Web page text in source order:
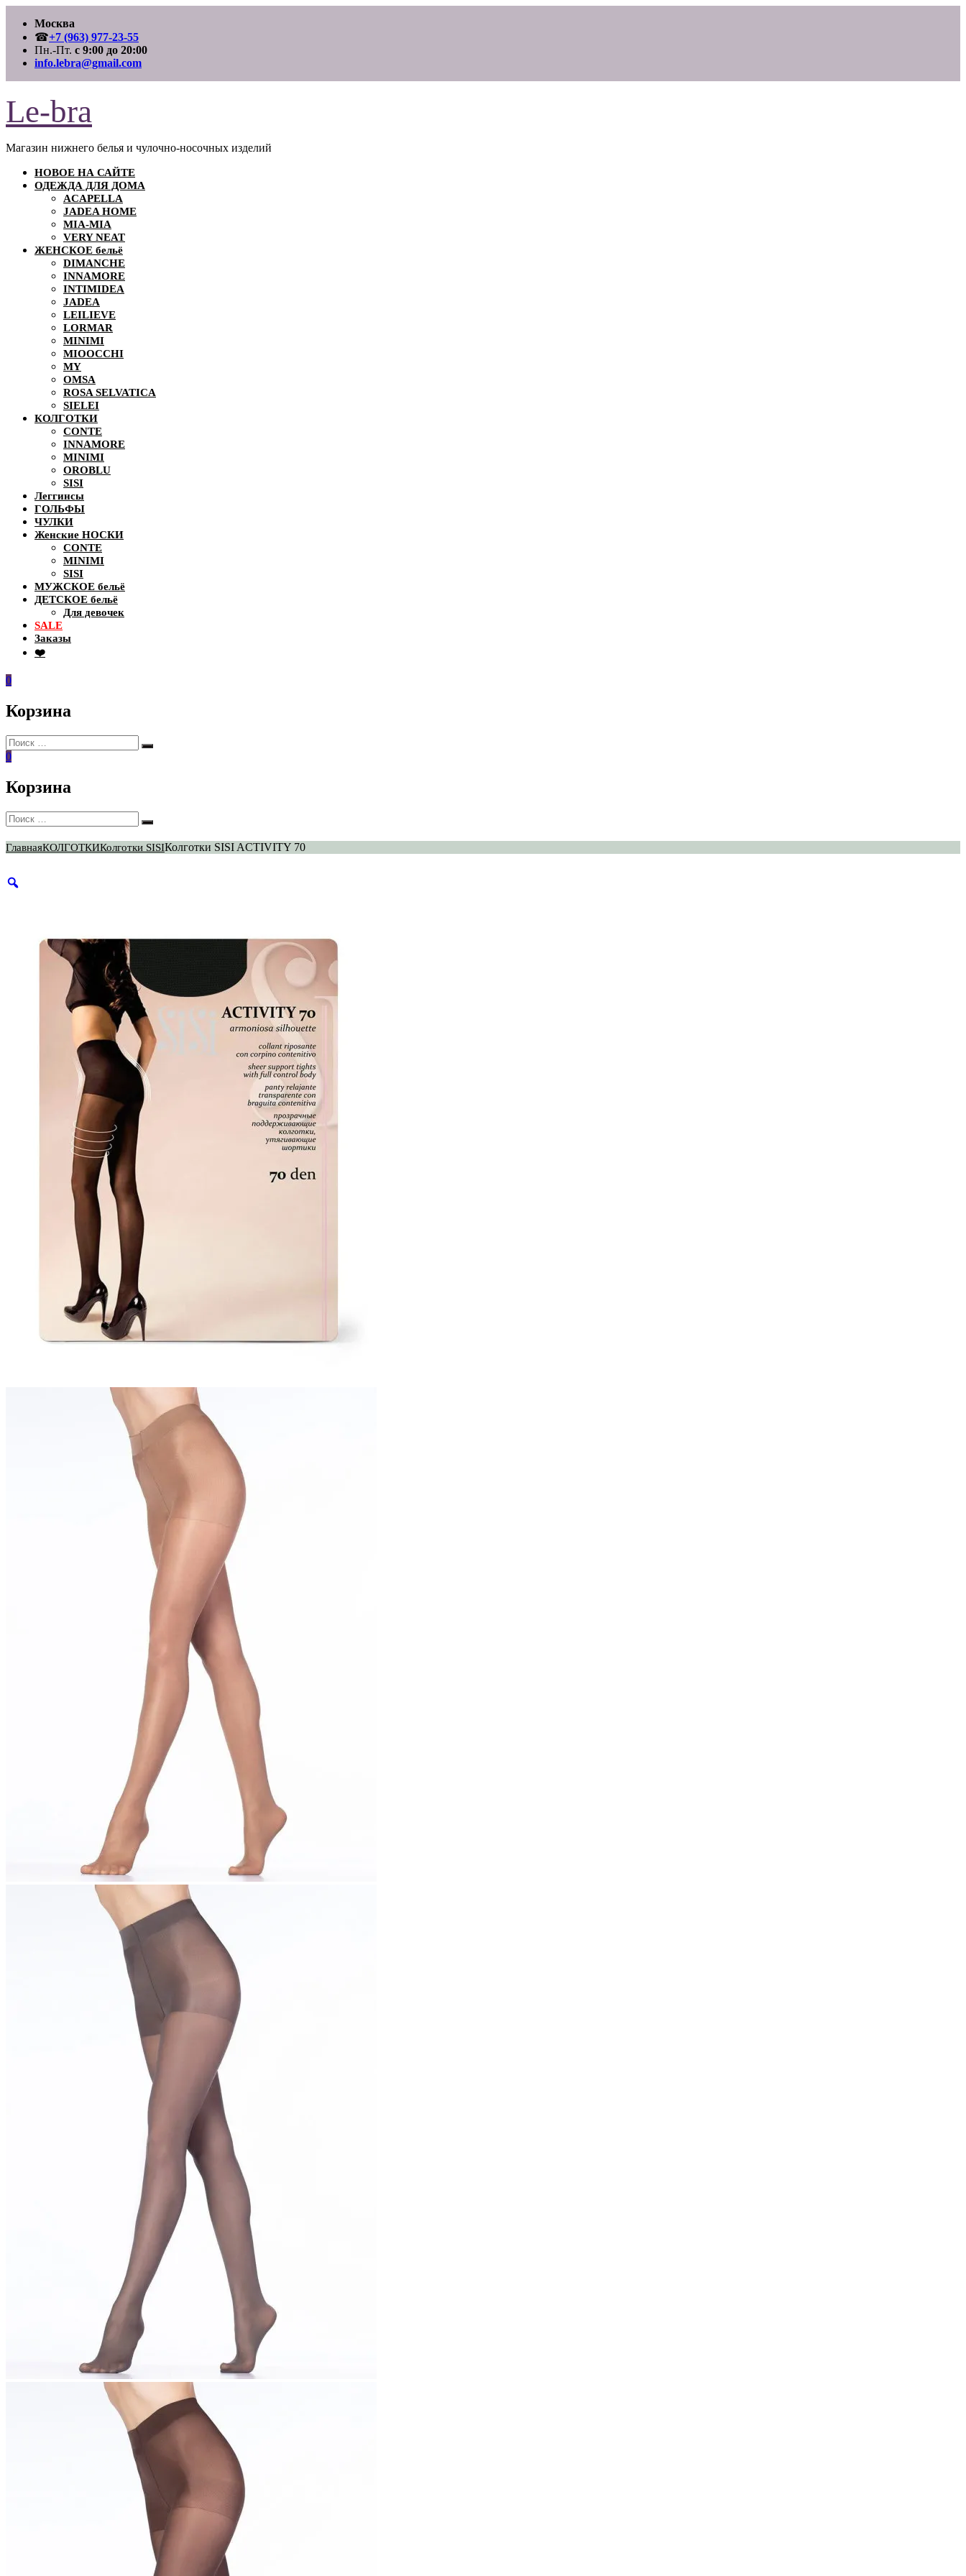
содержимому
Москва
☎+7 (963) 977-23-55
Пн.-Пт. с 9:00 до 20:00
info.lebra@gmail.com
Le-bra
Магазин нижнего белья и чулочно-носочных изделий
НОВОЕ НА САЙТЕ
ОДЕЖДА ДЛЯ ДОМА
ACAPELLA
JADEA HOME
MIA-MIA
VERY NEAT
ЖЕНСКОЕ бельё
DIMANCHE
INNAMORE
INTIMIDEA
JADEA
LEILIEVE
LORMAR
MINIMI
MIOOCCHI
MY
OMSA
ROSA SELVATICA
SIELEI
КОЛГОТКИ
CONTE
INNAMORE
MINIMI
OROBLU
SISI
Леггинсы
ГОЛЬФЫ
ЧУЛКИ
Женские НОСКИ
CONTE
MINIMI
SISI
МУЖСКОЕ бельё
ДЕТСКОЕ бельё
Для девочек
SALE
Заказы
❤️
0
Корзина
Искать:
Поиск
0
Корзина
Искать:
Поиск
ГлавнаяКОЛГОТКИКолготки SISIКолготки SISI ACTIVITY 70